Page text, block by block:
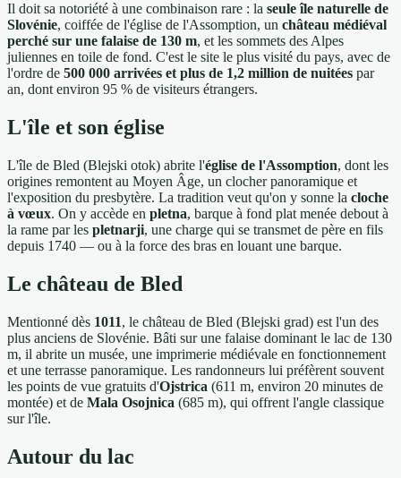
Il doit sa notoriété à une combinaison rare : la seule île naturelle de
Slovénie, coiffée de l'église de l'Assomption, un château médiéval
perché sur une falaise de 130 m, et les sommets des Alpes
juliennes en toile de fond. C'est le site le plus visité du pays, avec de
l'ordre de 500 000 arrivées et plus de 1,2 million de nuitées par
an, dont environ 95 % de visiteurs étrangers.
L'île et son église
L'île de Bled (Blejski otok) abrite l'église de l'Assomption, dont les
origines remontent au Moyen Âge, un clocher panoramique et
l'exposition du presbytère. La tradition veut qu'on y sonne la cloche
à vœux. On y accède en pletna, barque à fond plat menée debout à
la rame par les pletnarji, une charge qui se transmet de père en fils
depuis 1740 — ou à la force des bras en louant une barque.
Le château de Bled
Mentionné dès 1011, le château de Bled (Blejski grad) est l'un des
plus anciens de Slovénie. Bâti sur une falaise dominant le lac de 130
m, il abrite un musée, une imprimerie médiévale en fonctionnement
et une terrasse panoramique. Les randonneurs lui préfèrent souvent
les points de vue gratuits d'Ojstrica (611 m, environ 20 minutes de
montée) et de Mala Osojnica (685 m), qui offrent l'angle classique
sur l'île.
Autour du lac